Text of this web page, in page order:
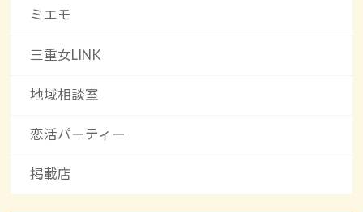
ミエモ
三重女LINK
地域相談室
恋活パーティー
掲載店